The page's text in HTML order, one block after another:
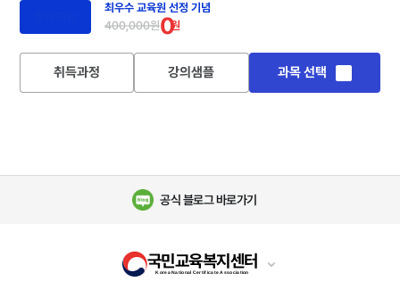
최우수 교육원 선정 기념
400,000원0원
취득과정 강의샘플 과목 선택
공식 블로그 바로가기
국민교육복지센터
Korea National Certificate Association